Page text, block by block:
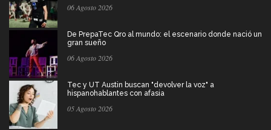
06 Agosto 2026
De PrepaTec Qro al mundo: el escenario donde nació un
gran sueño
06 Agosto 2026
Tec y UT Austin buscan "devolver la voz" a
hispanohablantes con afasia
05 Agosto 2026